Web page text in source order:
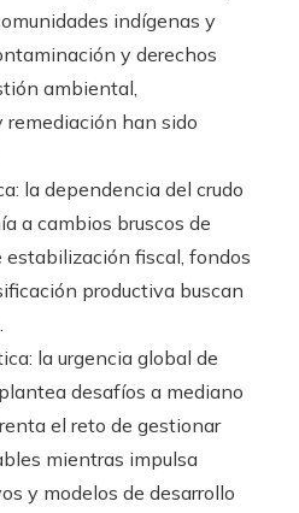
indígenas y
y derechos
ambiental,
han sido
la dependencia del crudo
a cambios bruscos de
estabilización fiscal, fondos
productiva buscan
la urgencia global de
desafíos a mediano
el reto de gestionar
mientras impulsa
y modelos de desarrollo